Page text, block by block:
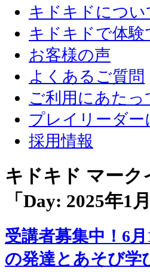
キドキドについ
キドキドで体
お客様の声
よくあるご質問
ご利用にあたっ
プレイリーダー
採用情報
キドキド マー
「Day: 2025年1
受講者募集中！6
の発達とあそび学